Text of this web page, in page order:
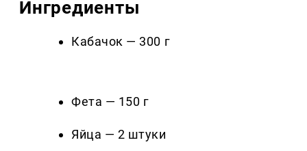
Ингредиенты
Кабачок — 300 г
Фета — 150 г
Яйца — 2 штуки